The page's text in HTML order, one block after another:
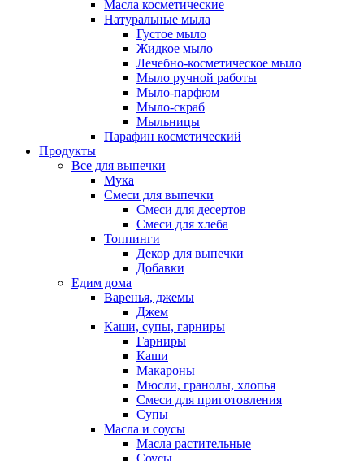
Масла косметические
Натуральные мыла
Густое мыло
Жидкое мыло
Лечебно-косметическое мыло
Мыло ручной работы
Мыло-парфюм
Мыло-скраб
Мыльницы
Парафин косметический
Продукты
Все для выпечки
Мука
Смеси для выпечки
Смеси для десертов
Смеси для хлеба
Топпинги
Декор для выпечки
Добавки
Едим дома
Варенья, джемы
Джем
Каши, супы, гарниры
Гарниры
Каши
Макароны
Мюсли, гранолы, хлопья
Смеси для приготовления
Супы
Масла и соусы
Масла растительные
Соусы